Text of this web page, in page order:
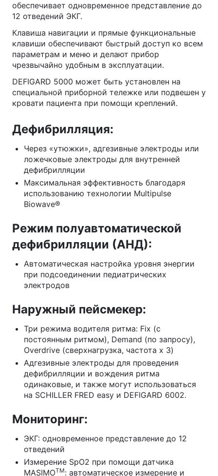
обеспечивает одновременное представление до
12 отведений ЭКГ.
Клавиша навигации и прямые функциональные
клавиши обеспечивают быстрый доступ ко всем
параметрам и меню и делают прибор
чрезвычайно удобным в эксплуатации.
DEFIGARD 5000 может быть установлен на
специальной приборной тележке или подвешен у
кровати пациента при помощи креплений.
Дефибрилляция:
Через «утюжки», адгезивные электроды или
ложечковые электроды для внутренней
дефибрилляции
Максимальная эффективность благодаря
использованию технологии Multipulse
Biowave®
Режим полуавтоматической
дефибрилляции (АНД):
Автоматическая настройка уровня энергии
при подсоединении педиатрических
электродов
Наружный пейсмекер:
Три режима водителя ритма: Fix (с
постоянным ритмом), Demand (по запросу),
Overdrive (сверхнагрузка, частота х 3)
Адгезивные электроды для проведения
дефибрилляции и вождения ритма
одинаковые, и также могут использоваться
на SCHILLER FRED easy и DEFIGARD 6002.
Мониторинг:
ЭКГ: одновременное представление до 12
отведений
Измерение SpO2 при помощи датчика
MASIMOTM: автоматическое измерение и